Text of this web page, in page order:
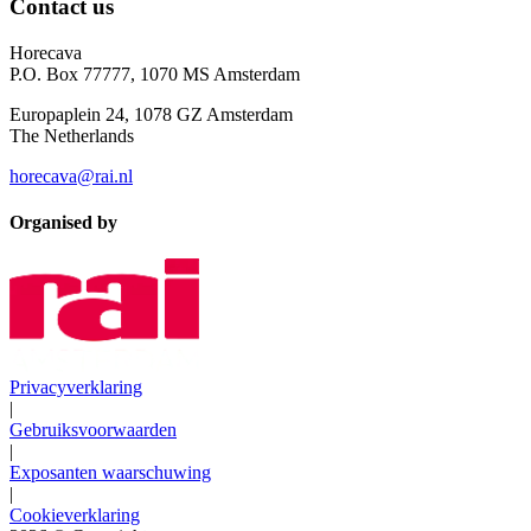
Contact us
Horecava
P.O. Box 77777, 1070 MS Amsterdam
Europaplein 24, 1078 GZ Amsterdam
The Netherlands
horecava@rai.nl
Organised by
Privacyverklaring
|
Gebruiksvoorwaarden
|
Exposanten waarschuwing
|
Cookieverklaring